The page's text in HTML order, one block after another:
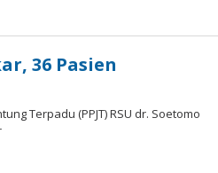
36 Pasien
Terpadu (PPJT) RSU dr. Soetomo